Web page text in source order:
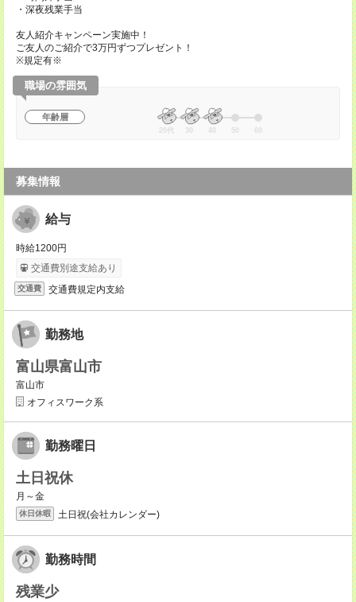
・深夜残業手当
友人紹介キャンペーン実施中！
ご友人のご紹介で3万円ずつプレゼント！
※規定有※
職場の雰囲気
年齢層
20代 30 40 50 60
募集情報
給与
時給1200円
交通費別途支給あり
交通費 交通費規定内支給
勤務地
富山県富山市
富山市
オフィスワーク系
勤務曜日
土日祝休
月～金
休日休暇 土日祝(会社カレンダー)
勤務時間
残業少